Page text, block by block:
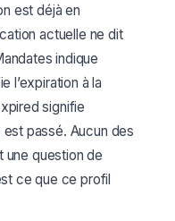
est déjà en
actuelle ne dit
indique
l’expiration à la
signifie
passé. Aucun des
une question de
ce que ce profil